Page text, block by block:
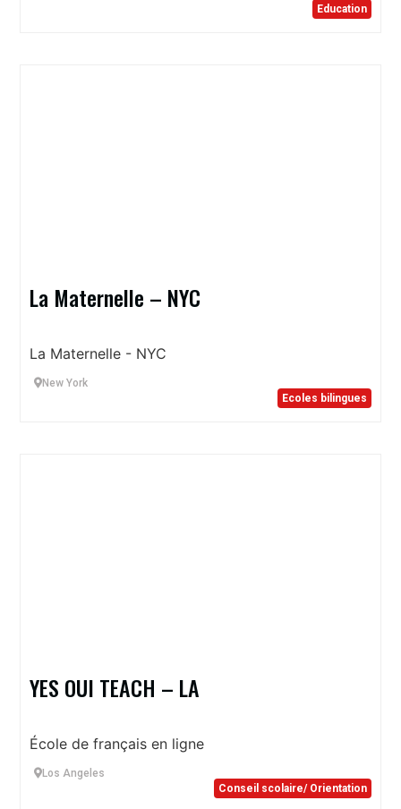
Education
La Maternelle – NYC
La Maternelle - NYC
New York
Ecoles bilingues
YES OUI TEACH – LA
École de français en ligne
Los Angeles
Conseil scolaire/ Orientation